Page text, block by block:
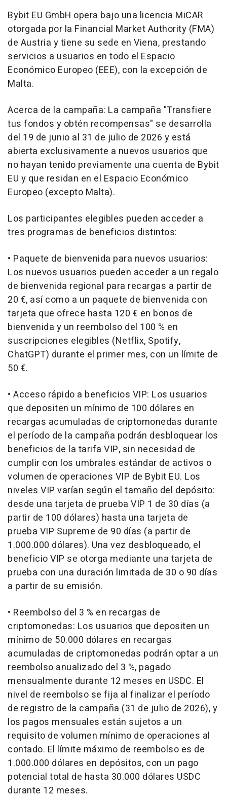
Bybit EU GmbH opera bajo una licencia MiCAR
otorgada por la Financial Market Authority (FMA)
de Austria y tiene su sede en Viena, prestando
servicios a usuarios en todo el Espacio
Económico Europeo (EEE), con la excepción de
Malta.
Acerca de la campaña: La campaña "Transfiere
tus fondos y obtén recompensas" se desarrolla
del 19 de junio al 31 de julio de 2026 y está
abierta exclusivamente a nuevos usuarios que
no hayan tenido previamente una cuenta de Bybit
EU y que residan en el Espacio Económico
Europeo (excepto Malta).
Los participantes elegibles pueden acceder a
tres programas de beneficios distintos:
• Paquete de bienvenida para nuevos usuarios:
Los nuevos usuarios pueden acceder a un regalo
de bienvenida regional para recargas a partir de
20 €, así como a un paquete de bienvenida con
tarjeta que ofrece hasta 120 € en bonos de
bienvenida y un reembolso del 100 % en
suscripciones elegibles (Netflix, Spotify,
ChatGPT) durante el primer mes, con un límite de
50 €.
• Acceso rápido a beneficios VIP: Los usuarios
que depositen un mínimo de 100 dólares en
recargas acumuladas de criptomonedas durante
el período de la campaña podrán desbloquear los
beneficios de la tarifa VIP, sin necesidad de
cumplir con los umbrales estándar de activos o
volumen de operaciones VIP de Bybit EU. Los
niveles VIP varían según el tamaño del depósito:
desde una tarjeta de prueba VIP 1 de 30 días (a
partir de 100 dólares) hasta una tarjeta de
prueba VIP Supreme de 90 días (a partir de
1.000.000 dólares). Una vez desbloqueado, el
beneficio VIP se otorga mediante una tarjeta de
prueba con una duración limitada de 30 o 90 días
a partir de su emisión.
• Reembolso del 3 % en recargas de
criptomonedas: Los usuarios que depositen un
mínimo de 50.000 dólares en recargas
acumuladas de criptomonedas podrán optar a un
reembolso anualizado del 3 %, pagado
mensualmente durante 12 meses en USDC. El
nivel de reembolso se fija al finalizar el período
de registro de la campaña (31 de julio de 2026), y
los pagos mensuales están sujetos a un
requisito de volumen mínimo de operaciones al
contado. El límite máximo de reembolso es de
1.000.000 dólares en depósitos, con un pago
potencial total de hasta 30.000 dólares USDC
durante 12 meses.